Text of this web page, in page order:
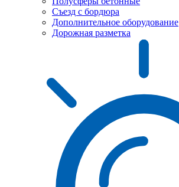
Съезд с бордюра
Дополнительное оборудование
Дорожная разметка